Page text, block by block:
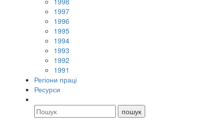
1997
1996
1995
1994
1993
1992
1991
Регіони праці
Ресурси